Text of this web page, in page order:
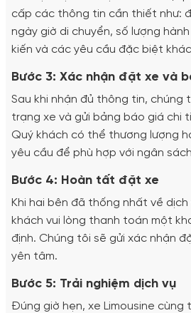
cấp các thông tin cần thiết như:
ngày giờ di chuyển, số lượng
kiến và các yêu cầu đặc biệt
Bước 3: Xác nhận đặt xe và
Sau khi nhận đủ thông tin, chúng
trạng xe và gửi bảng báo giá chi
Quý khách có thể thương lượng
yêu cầu để phù hợp với ngân
Bước 4: Hoàn tất đặt xe
Khi hai bên đã thống nhất về
khách vui lòng thanh toán một
định. Chúng tôi sẽ gửi xác nhận
yên tâm.
Bước 5: Trải nghiệm dịch vụ
Đúng giờ hẹn, xe Limousine cùng